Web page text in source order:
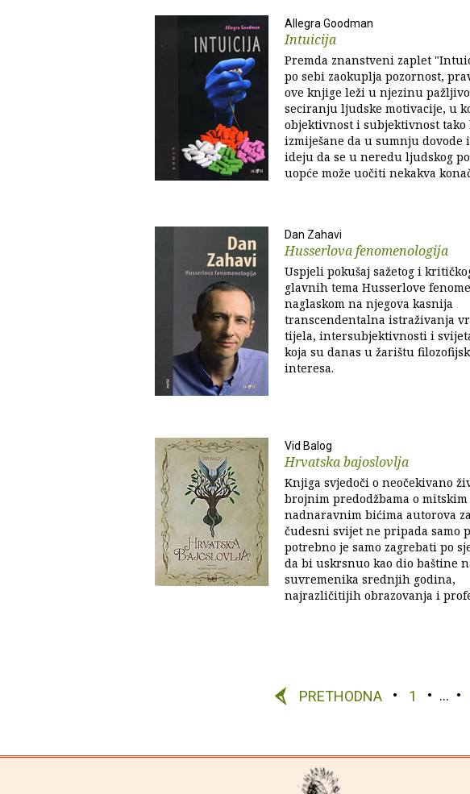
Allegra Goodman
Intuicija
Premda znanstveni zaplet
po sebi zaokuplja pozornost,
ove knjige leži u njezinu
seciranju ljudske motivacije, u
objektivnost i subjektivnost tako
izmiješane da u sumnju dovode
ideju da se u neredu ljudskog
uopće može uočiti nekakva
Dan Zahavi
Husserlova fenomenologija
Uspjeli pokušaj sažetog i
glavnih tema Husserlove
naglaskom na njegova kasnija
transcendentalna istraživanja
tijela, intersubjektivnosti i
koja su danas u žarištu
interesa.
Vid Balog
Hrvatska bajoslovlja
Knjiga svjedoči o neočekivano
brojnim predodžbama o
nadnaravnim bićima autorova
čudesni svijet ne pripada samo
potrebno je samo zagrebati po
da bi uskrsnuo kao dio baštine
suvremenika srednjih godina,
najrazličitijih obrazovanja i
PRETHODNA 1 …